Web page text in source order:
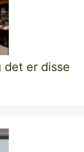
det er disse